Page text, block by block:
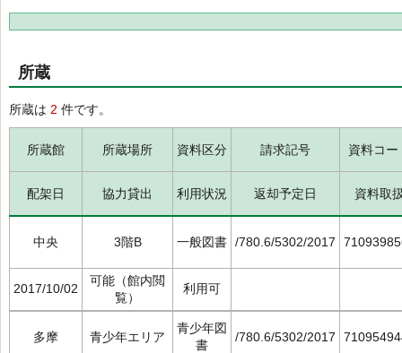
所蔵
所蔵は 2 件です。
所蔵館 所蔵場所 資料区分 請求記号 資料コー
配架日 協力貸出 利用状況 返却予定日 資料取
中央 3階B 一般図書 /780.6/5302/2017
2017/10/02
可能（館内閲
覧）
利用可
多摩 青少年エリア
青少年図
書
/780.6/5302/2017